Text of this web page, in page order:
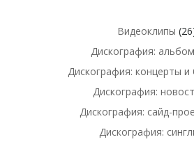
Видеоклипы
Дискография:
Дискография: концерты и
Дискография:
Дискография: сайд-
Дискография: